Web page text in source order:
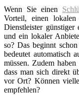
Wenn Sie einen
Vorteil, einen
Dienstleister günstiger
und ein lokaler
so? Das beginnt
bedeutet automatisch
müssen. Zudem
dass man sich direkt
vor Ort? Können
empfehlen?